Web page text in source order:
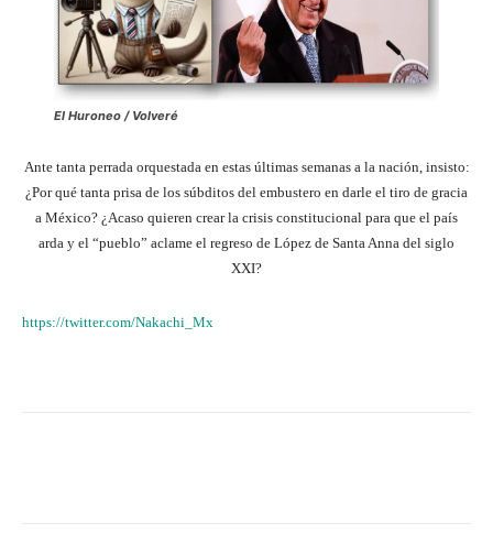
El Huroneo / Volveré
Ante tanta perrada orquestada en estas últimas semanas a la nación, insisto:
¿Por qué tanta prisa de los súbditos del embustero en darle el tiro de gracia
a México? ¿Acaso quieren crear la crisis constitucional para que el país
arda y el “pueblo” aclame el regreso de López de Santa Anna del siglo
XXI?
https://twitter.com/Nakachi_Mx